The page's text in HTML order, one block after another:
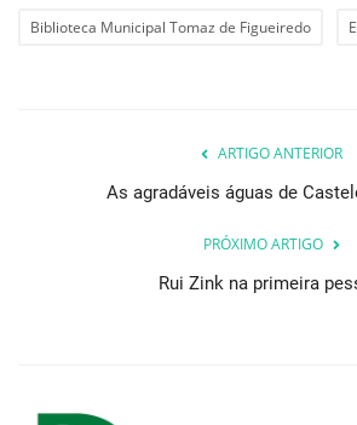
Biblioteca Municipal Tomaz de Figueiredo
ARTIGO ANTERIOR
As agradáveis águas de
PRÓXIMO ARTIGO
Rui Zink na primeira